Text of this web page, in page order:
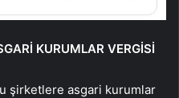
KURUMLAR VERGİSİ
şirketlere asgari kurumlar